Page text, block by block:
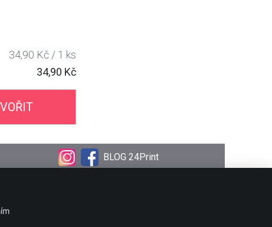
34,90 Kč / 1 ks
34,90 Kč
BLOG 24Print